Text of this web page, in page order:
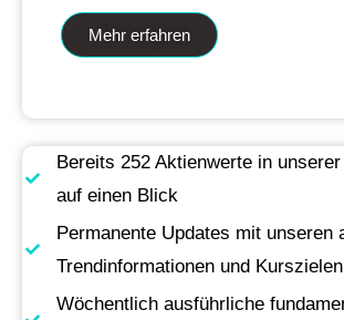
Mehr erfahren
Bereits 252 Aktienwerte in
auf einen Blick
Permanente Updates mit unseren
Trendinformationen und Kurszielen
Wöchentlich ausführliche